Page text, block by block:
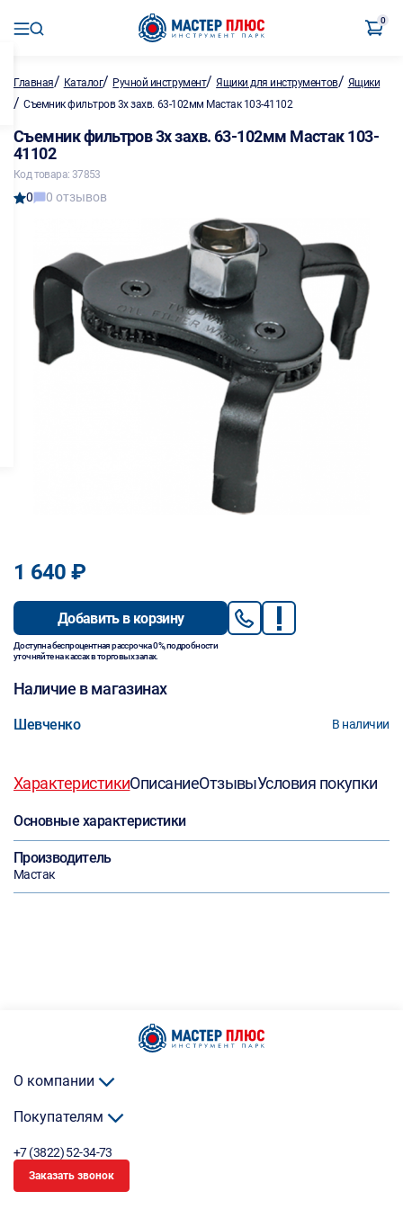
0
Главная/ Каталог/ Ручной инструмент/Ящики для инструментов/ Ящики
/ Съемник фильтров 3х захв. 63-102мм Мастак 103-41102
Съемник фильтров 3х захв. 63-102мм Мастак 103-
41102
Код товара: 37853
0 0 отзывов
1 640 ₽
Добавить в корзину
Доступна беспроцентная рассрочка 0%, подробности
уточняйте на кассах в торговых залах.
Наличие в магазинах
Шевченко В наличии
ХарактеристикиОписаниеОтзывыУсловия покупки
Основные характеристики
Производитель
Мастак
О компании
Покупателям
+7 (3822) 52-34-73
Заказать звонок